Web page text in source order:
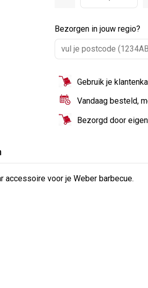
Bezorgen in jouw regio?
Gebruik je
Vandaag besteld,
Bezorgd door
voor je Weber barbecue.